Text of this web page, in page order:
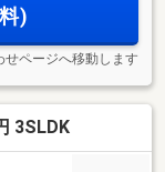
)
せページへ移動します
3SLDK